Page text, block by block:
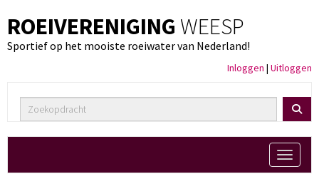
ROEIVERENIGING WEESP
Sportief op het mooiste roeiwater van Nederland!
Inloggen | Uitloggen
Toggle